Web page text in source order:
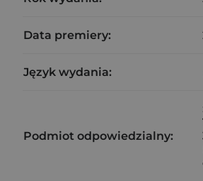
Data premiery:
Język wydania:
Podmiot odpowiedzialny: